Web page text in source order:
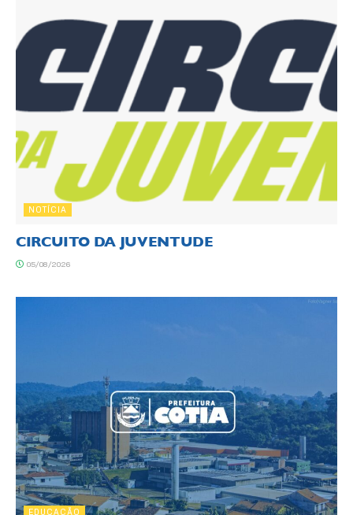
NOTÍCIA
CIRCUITO DA JUVENTUDE
05/08/2026
EDUCAÇÃO